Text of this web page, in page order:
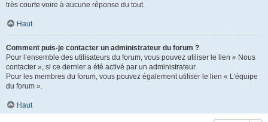
très courte voire à aucune réponse du tout.
Haut
Comment puis-je contacter un administrateur du forum ?
Pour l’ensemble des utilisateurs du forum, vous pouvez utiliser le lien « Nous
contacter », si ce dernier a été activé par un administrateur.
Pour les membres du forum, vous pouvez également utiliser le lien « L’équipe
du forum ».
Haut